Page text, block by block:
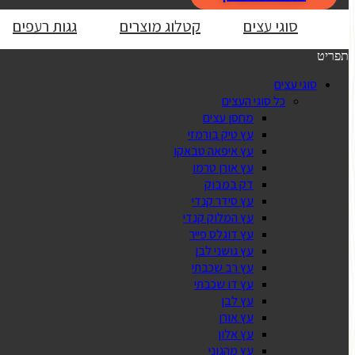
סוגי עצים קטלוג מוצרים גגות רעפים
תפריט
סוגי עצים
כל סוגי העצים
מחסן עצים
עץ טיק בורמזי
עץ איפאה טבאקו
עץ אורן טרמו
דק במבוק
עץ סידר קנדי
עץ המלוק קנדי
עץ דוגלס פייר
עץ גושני לבן
עץ רב שכבתי
עץ דו שכבתי
עץ לבן
עץ אורן
עץ אלון
עץ מהגוני